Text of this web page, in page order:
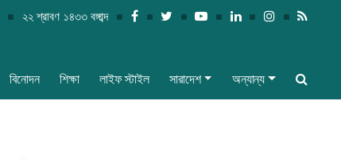
২২ শ্রাবণ ১৪৩৩ বঙ্গাব্দ
বিনোদন শিক্ষা লাইফ স্টাইল সারাদেশ অন্যান্য